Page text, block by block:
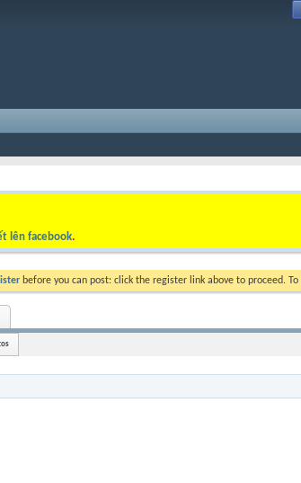
lên facebook.
before you can post: click the register link above to proceed.